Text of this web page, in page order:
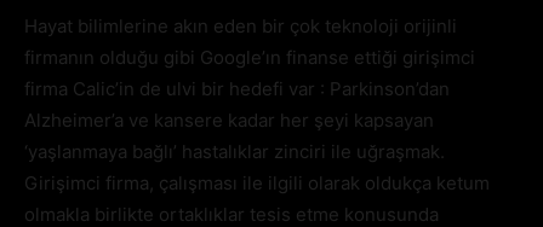
Hayat bilimlerine akın eden bir çok teknoloji orijinli
firmanın olduğu gibi Google’ın finanse ettiği girişimci
firma Calic’in de ulvi bir hedefi var : Parkinson’dan
Alzheimer’a ve kansere kadar her şeyi kapsayan
‘yaşlanmaya bağlı’ hastalıklar zinciri ile uğraşmak.
Girişimci firma, çalışması ile ilgili olarak oldukça ketum
olmakla birlikte ortaklıklar tesis etme konusunda